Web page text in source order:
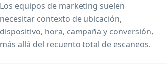
Los equipos de marketing suelen
necesitar contexto de ubicación,
dispositivo, hora, campaña y conversión,
más allá del recuento total de escaneos.